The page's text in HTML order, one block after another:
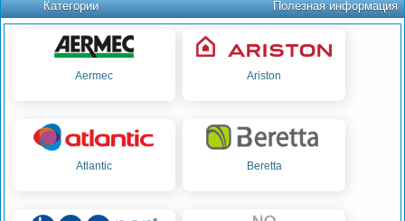
Aermec Ariston
Atlantic Beretta
Полезная информация
Категории